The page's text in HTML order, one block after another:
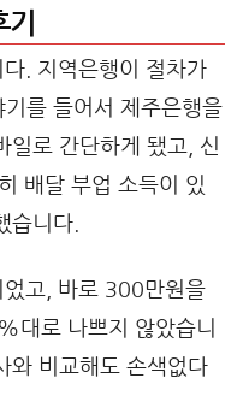
. 지역은행이 절차가
를 들어서 제주은행을
일로 간단하게 됐고, 신
배달 부업 소득이 있
습니다.
고, 바로 300만원을
대로 나쁘지 않았습니
와 비교해도 손색없다